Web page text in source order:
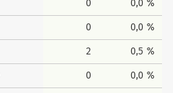
0 0,0 %
0 0,0 %
2 0,5 %
0 0,0 %